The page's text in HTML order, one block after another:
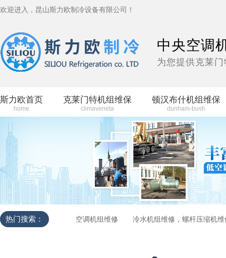
欢迎进入，昆山斯力欧制冷设备有限公司！
中央空调
为您提供克莱
斯力欧首页
home
克莱门特机组维保
climaveneta
顿汉布什机组维保
dunham-bush
热门搜索： 空调机组维修 冷水机组维修，螺杆压缩机